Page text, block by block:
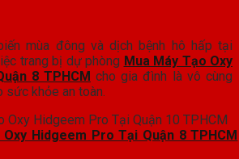
mùa đông và dịch bệnh hô hấp tại
trang bị dự phòng Mua Máy Tạo Oxy
8 TPHCM cho gia đình là vô cùng
khỏe an toàn.
Hidgeem Pro Tại Quận 8 TPHCM